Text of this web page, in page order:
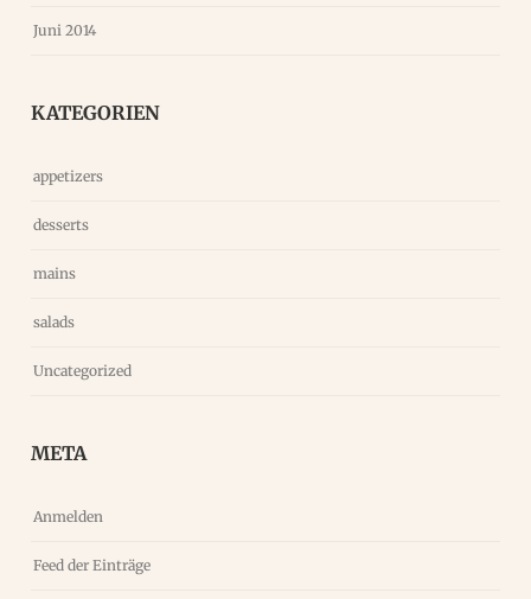
Juni 2014
KATEGORIEN
appetizers
desserts
mains
salads
Uncategorized
META
Anmelden
Feed der Einträge